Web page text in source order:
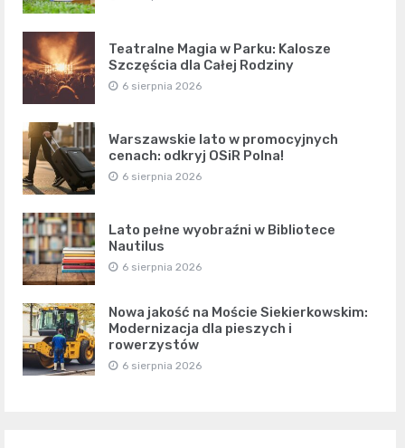
Teatralne Magia w Parku: Kalosze
Szczęścia dla Całej Rodziny
6 sierpnia 2026
Warszawskie lato w promocyjnych
cenach: odkryj OSiR Polna!
6 sierpnia 2026
Lato pełne wyobraźni w Bibliotece
Nautilus
6 sierpnia 2026
Nowa jakość na Moście Siekierkowskim:
Modernizacja dla pieszych i
rowerzystów
6 sierpnia 2026